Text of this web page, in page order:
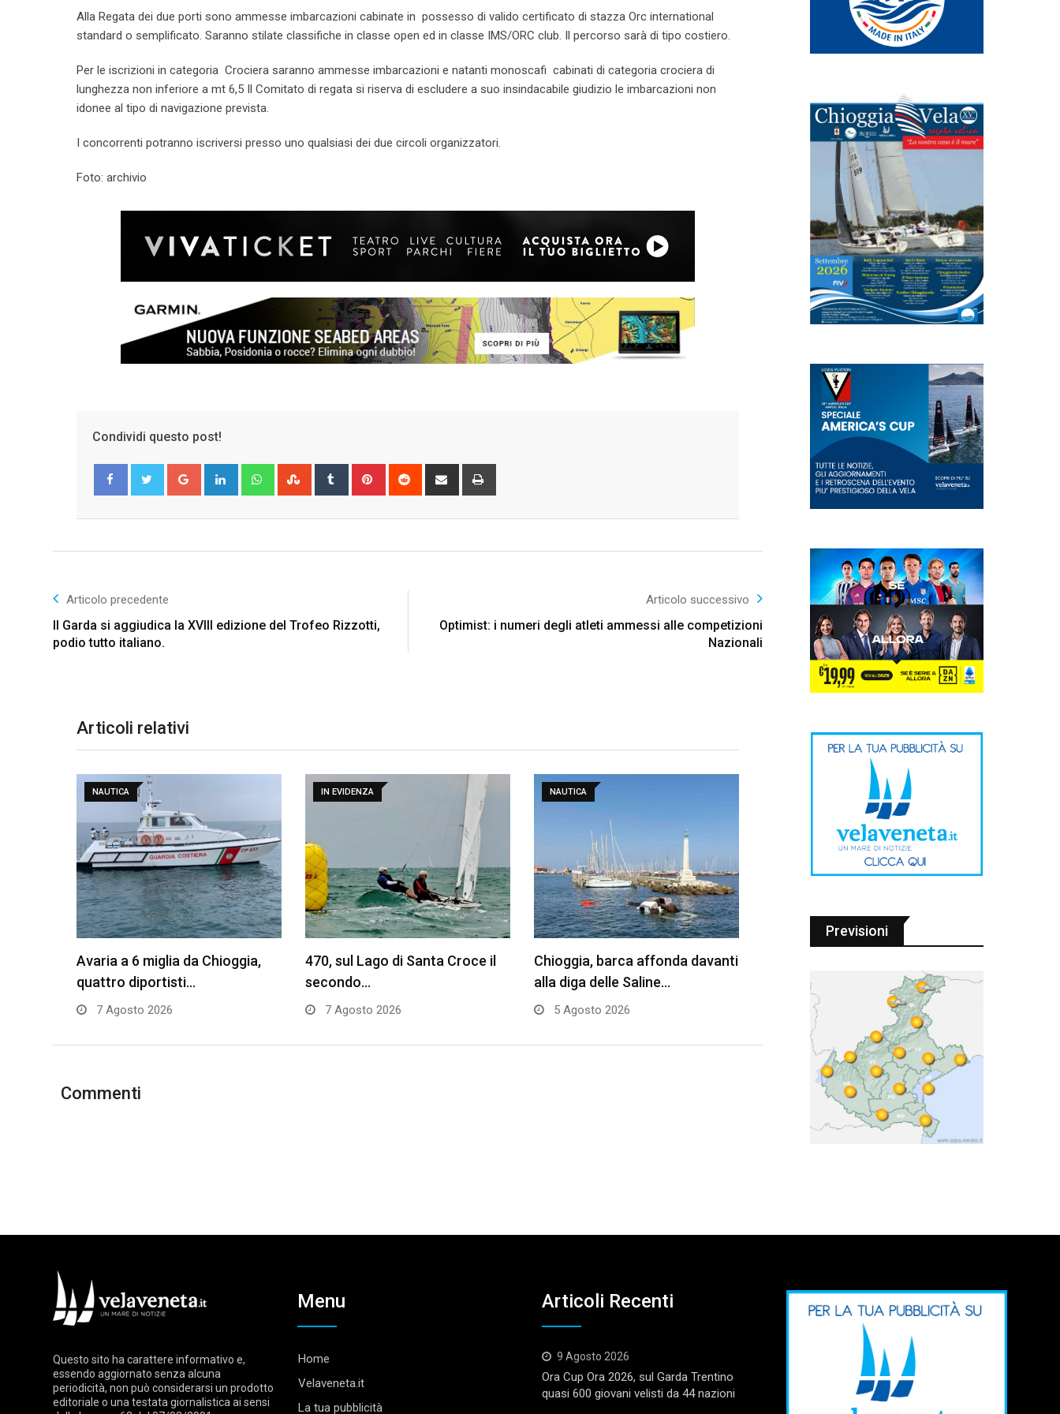
Alla Regata dei due porti sono ammesse imbarcazioni cabinate in possesso di valido certificato di stazza Orc international
standard o semplificato. Saranno stilate classifiche in classe open ed in classe IMS/ORC club. Il percorso sarà di tipo costiero.
Per le iscrizioni in categoria Crociera saranno ammesse imbarcazioni e natanti monoscafi cabinati di categoria crociera di
lunghezza non inferiore a mt 6,5 Il Comitato di regata si riserva di escludere a suo insindacabile giudizio le imbarcazioni non
idonee al tipo di navigazione prevista.
I concorrenti potranno iscriversi presso uno qualsiasi dei due circoli organizzatori.
Foto: archivio
Condividi questo post!
Google+ LinkedIn WhatsappStumbleUpon
Tumblr Pinterest Reddit
Share
Articolo precedente
Il Garda si aggiudica la XVIII edizione del Trofeo Rizzotti,
podio tutto italiano.
Articolo successivo
Optimist: i numeri degli atleti ammessi alle competizioni
Nazionali
Articoli relativi
NAUTICA
Avaria a 6 miglia da Chioggia,
quattro diportisti…
7 Agosto 2026
IN EVIDENZA
470, sul Lago di Santa Croce il
secondo…
7 Agosto 2026
NAUTICA
Chioggia, barca affonda davanti
alla diga delle Saline…
5 Agosto 2026
Commenti
Previsioni
Questo sito ha carattere informativo e,
essendo aggiornato senza alcuna
periodicità, non può considerarsi un prodotto
editoriale o una testata giornalistica ai sensi
Menu
Home
Velaveneta.it
La tua pubblicità
Articoli Recenti
9 Agosto 2026
Ora Cup Ora 2026, sul Garda Trentino
quasi 600 giovani velisti da 44 nazioni